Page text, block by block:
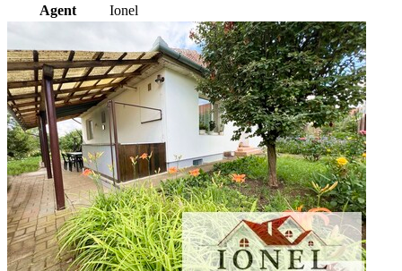
Agent
Ionel